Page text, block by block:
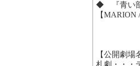
◆ 『青い部
【MARION
【公開劇場
札劇・・・